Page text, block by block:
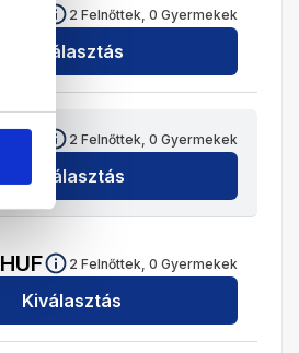
2 Felnőttek, 0 Gyermekek
Kiválasztás
HUF 2 Felnőttek, 0 Gyermekek
Kiválasztás
HUF 2 Felnőttek, 0 Gyermekek
Kiválasztás